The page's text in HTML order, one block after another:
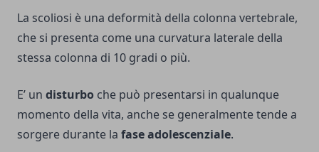
La scoliosi è una deformità della colonna vertebrale,
che si presenta come una curvatura laterale della
stessa colonna di 10 gradi o più.
E’ un disturbo che può presentarsi in qualunque
momento della vita, anche se generalmente tende a
sorgere durante la fase adolescenziale.